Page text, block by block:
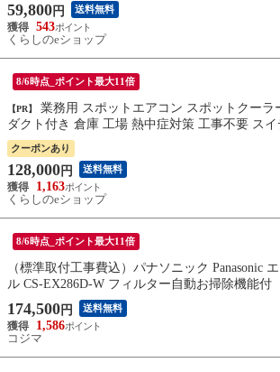
59,800 円 送料無料
543
くらしのeショップ
8/6時点_ポイント最大11倍
【PR】
クーポンあり
128,000 円 送料無料
1,163
くらしのeショップ
8/6時点_ポイント最大11倍
（標準取付工事費込）パナソニック Panasonic
ル CS-EX286D-W フィルター自動お掃除機能付
174,500 円 送料無料
1,586
コジマ